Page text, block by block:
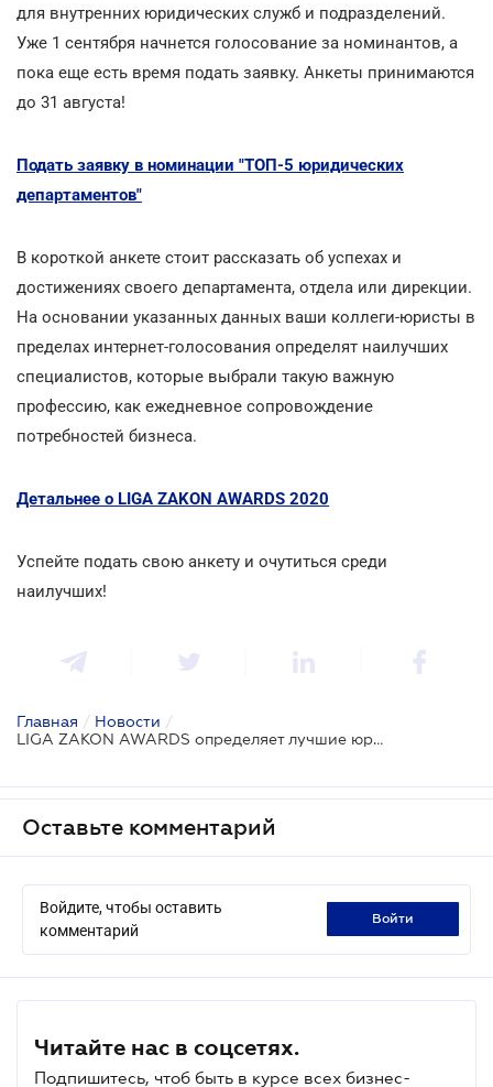
для внутренних юридических служб и подразделений.
Уже 1 сентября начнется голосование за номинантов, а
пока еще есть время подать заявку. Анкеты принимаются
до 31 августа!
Подать заявку в номинации "ТОП-5 юридических
департаментов"
В короткой анкете стоит рассказать об успехах и
достижениях своего департамента, отдела или дирекции.
На основании указанных данных ваши коллеги-юристы в
пределах интернет-голосования определят наилучших
специалистов, которые выбрали такую важную
профессию, как ежедневное сопровождение
потребностей бизнеса.
Детальнее о LIGA ZAKON AWARDS 2020
Успейте подать свою анкету и очутиться среди
наилучших!
Главная / Новости /
LIGA ZAKON AWARDS определяет лучшие юридические департаменты Украины - успейте подать анкету!
Оставьте комментарий
Войдите, чтобы оставить
комментарий
войти
Читайте нас в соцсетях.
Подпишитесь, чтоб быть в курсе всех бизнес-